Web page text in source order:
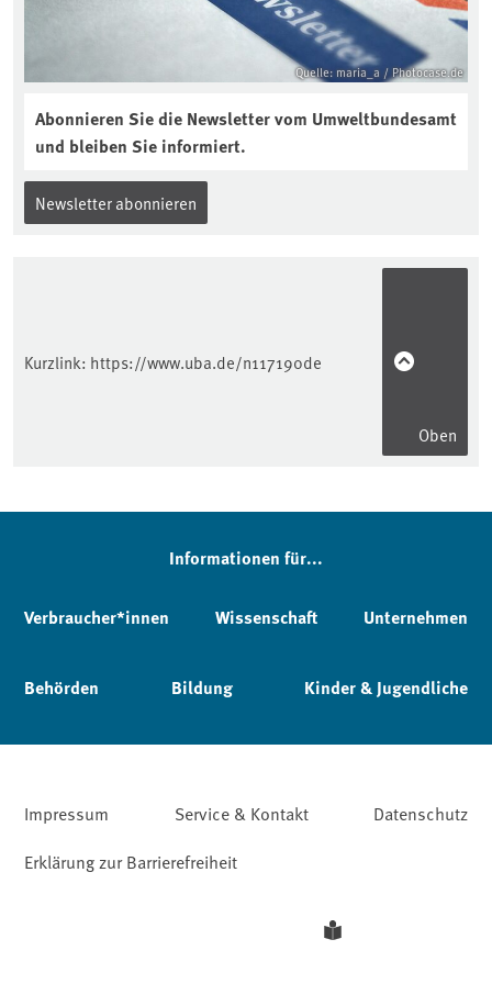
Quelle: maria_a / Photocase.de
Abonnieren Sie die Newsletter vom Umweltbundesamt
und bleiben Sie informiert.
Newsletter abonnieren
Kurzlink: https://www.uba.de/n117190de
Oben
Informationen für...
Verbraucher*innen Wissenschaft Unternehmen
Behörden Bildung Kinder & Jugendliche
Impressum Service & Kontakt
Datenschutz
Erklärung zur Barrierefreiheit